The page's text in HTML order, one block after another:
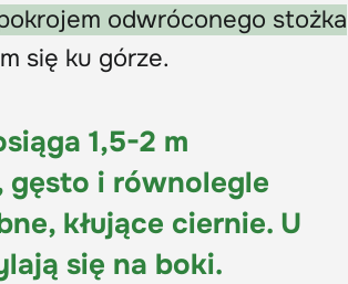
odwróconego stożka
się ku górze.
1,5-2 m
i równolegle
kłujące ciernie. U
się na boki.